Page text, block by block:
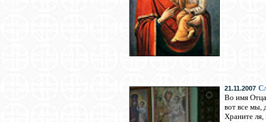
21.11.2007
Во имя
вот все мы,
Храните ля,